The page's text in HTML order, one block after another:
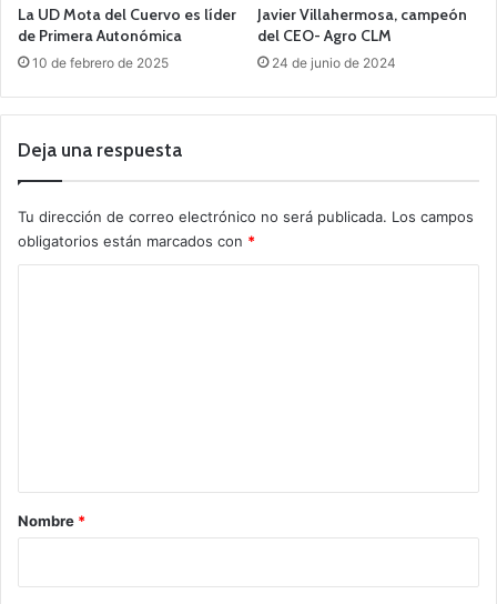
La UD Mota del Cuervo es líder
de Primera Autonómica
10 de febrero de 2025
Javier Villahermosa, campeón
del CEO- Agro CLM
24 de junio de 2024
Deja una respuesta
Tu dirección de correo electrónico no será publicada. Los campos
obligatorios están marcados con *
r
Nombre *